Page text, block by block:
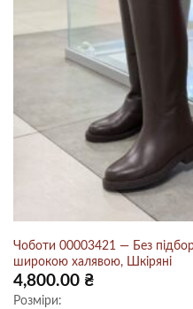
Чоботи 00003421 — Без
широкою халявою, Шкіряні
4,800.00 ₴
Розміри: